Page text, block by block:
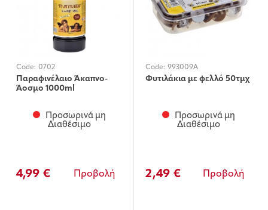
Code: 0702
Παραφινέλαιο Άκαπνο-
Άοσμο 1000ml
Προσωρινά μη
Διαθέσιμο
4,99 € Προβολή
Code: 993009A
Φυτιλάκια με φελλό 50τμχ
Προσωρινά μη
Διαθέσιμο
2,49 € Προβολή